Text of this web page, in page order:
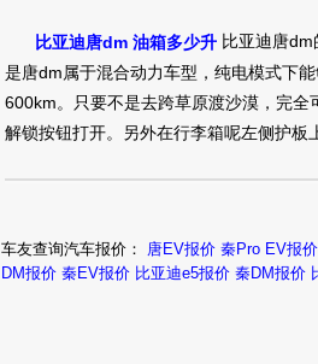
唐DM2018款
裸车提车价：25.99万
购车时间：2018年8月
裸车提车价：25.99万
购车时间： 2018年8月
比亚迪唐dm 油箱多少升 比亚迪唐
是唐dm属于混合动力车型，纯电模式下
600km。只要不是去跨草原渡沙漠，完
解锁按钮打开。另外在行李箱呢左侧护
车友查询汽车报价： 唐EV报价 秦Pro EV报价
DM报价 秦EV报价 比亚迪e5报价 秦DM报价